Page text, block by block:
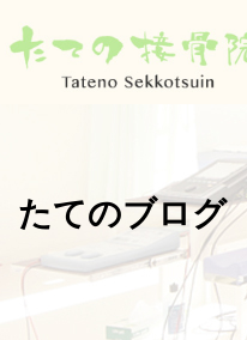
たてのブログ